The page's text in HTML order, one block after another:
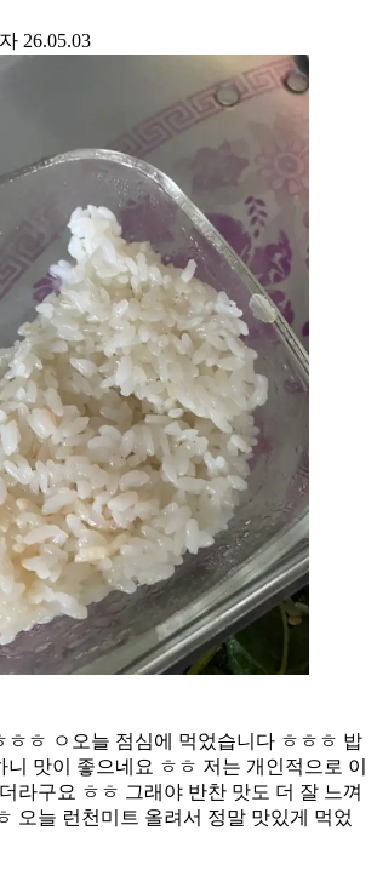
26.05.03
ㅎㅎ ㅇ오늘 점심에 먹었습니다 ㅎㅎㅎ 밥
맛이 좋으네요 ㅎㅎ 저는 개인적으로 이
라구요 ㅎㅎ 그래야 반찬 맛도 더 잘 느껴
오늘 런천미트 올려서 정말 맛있게 먹었